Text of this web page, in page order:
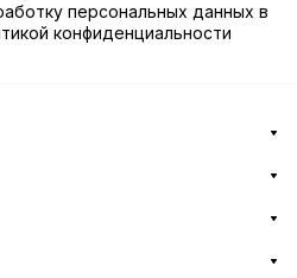
персональных данных в
конфиденциальности